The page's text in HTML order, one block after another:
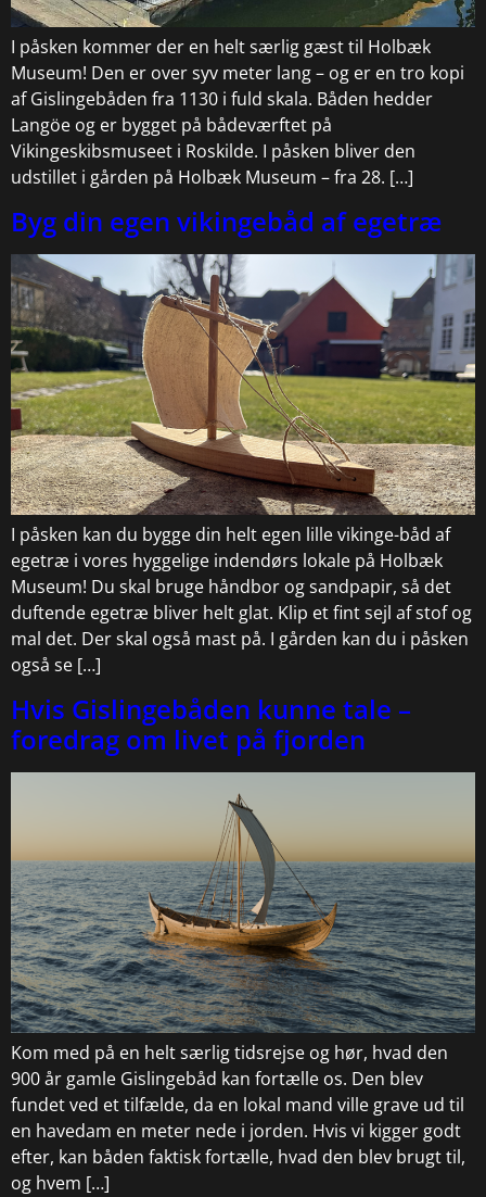
I påsken kommer der en helt særlig gæst til Holbæk
Museum! Den er over syv meter lang – og er en tro kopi
af Gislingebåden fra 1130 i fuld skala. Båden hedder
Langöe og er bygget på bådeværftet på
Vikingeskibsmuseet i Roskilde. I påsken bliver den
udstillet i gården på Holbæk Museum – fra 28. […]
Byg din egen vikingebåd af egetræ
I påsken kan du bygge din helt egen lille vikinge-båd af
egetræ i vores hyggelige indendørs lokale på Holbæk
Museum! Du skal bruge håndbor og sandpapir, så det
duftende egetræ bliver helt glat. Klip et fint sejl af stof og
mal det. Der skal også mast på. I gården kan du i påsken
også se […]
Hvis Gislingebåden kunne tale –
foredrag om livet på fjorden
Kom med på en helt særlig tidsrejse og hør, hvad den
900 år gamle Gislingebåd kan fortælle os. Den blev
fundet ved et tilfælde, da en lokal mand ville grave ud til
en havedam en meter nede i jorden. Hvis vi kigger godt
efter, kan båden faktisk fortælle, hvad den blev brugt til,
og hvem […]